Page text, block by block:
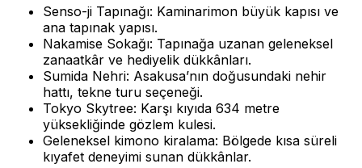
Senso-ji Tapınağı: Kaminarimon büyük kapısı ve
ana tapınak yapısı.
Nakamise Sokağı: Tapınağa uzanan geleneksel
zanaatkâr ve hediyelik dükkânları.
Sumida Nehri: Asakusa’nın doğusundaki nehir
hattı, tekne turu seçeneği.
Tokyo Skytree: Karşı kıyıda 634 metre
yüksekliğinde gözlem kulesi.
Geleneksel kimono kiralama: Bölgede kısa süreli
kıyafet deneyimi sunan dükkânlar.